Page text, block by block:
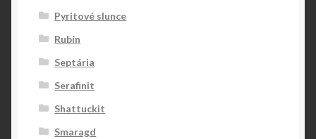
Pyritové slunce
Rubín
Septária
Serafinit
Shattuckit
Smaragd